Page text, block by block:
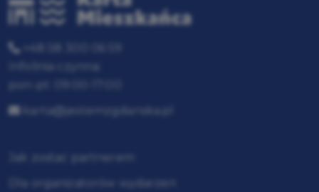
+48 58 300 06 59
Infolinia czynna:
karta@jestemzgdanska.pl
Jak zostać partnerem
Dla organizatorów wydarzeń